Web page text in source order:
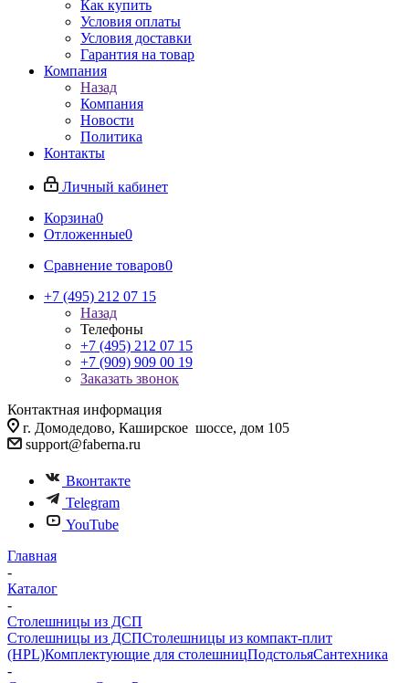
Как купить
Условия оплаты
Условия доставки
Гарантия на товар
Компания
Назад
Компания
Новости
Политика
Контакты
Личный кабинет
Корзина0
Отложенные0
Сравнение товаров0
+7 (495) 212 07 15
Назад
Телефоны
+7 (495) 212 07 15
+7 (909) 909 00 19
Заказать звонок
Контактная информация
г. Домодедово, Каширское шоссе, дом 105
support@faberna.ru
Вконтакте
Telegram
YouTube
Главная
-
Каталог
-
Столешницы из ДСП
Столешницы из ДСПСтолешницы из компакт-плит
(HPL)Комплектующие для столешницПодстольяСантехника
-